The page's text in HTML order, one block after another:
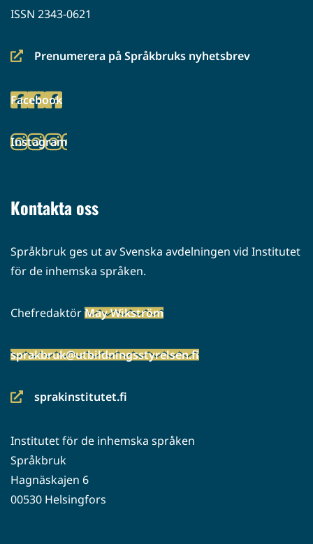
ISSN 2343-0621
Prenumerera på Språkbruks nyhetsbrev
(siirryt
palveluun)
Facebook
(siirryt
palveluun)
Instagram
(siirryt
Kontakta oss
Språkbruk ges ut av Svenska avdelningen vid Institutet
för de inhemska språken.
ChefredaktörMay Wikström
sprakbruk@utbildningsstyrelsen.fi
sprakinstitutet.fi
(siirryt
palveluun)
Institutet för de inhemska språken
Språkbruk
Hagnäskajen 6
00530 Helsingfors